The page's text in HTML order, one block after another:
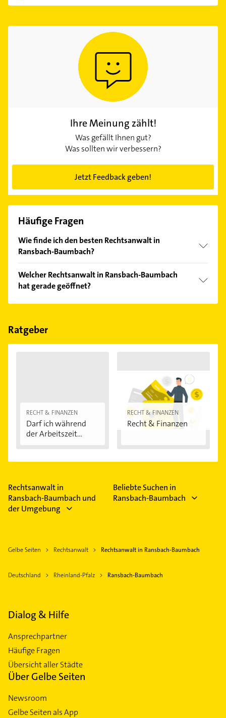
Ihre Meinung zählt!
Was gefällt Ihnen gut?
Was sollten wir verbessern?
Jetzt Feedback geben!
Häufige Fragen
Wie finde ich den besten Rechtsanwalt in
Ransbach-Baumbach?
Kundenmeinungen und profitieren Sie von den
Empfehlungen. Die Suchergebnisse können Sie sich
einfach nachBewertungensortiert anzeigen lassen.
Welcher Rechtsanwalt in Ransbach-Baumbach
hat gerade geöffnet?
Im Anbieter-Bereich finden Sie alleÖffnungszeiten.
Feiertagen abweichen können.
Ratgeber
RECHT & FINANZEN
Darf ich während
der Arbeitszeit...
RECHT & FINANZEN
Recht & Finanzen
Rechtsanwalt in
Ransbach-Baumbach und
der Umgebung
Beliebte Suchen in
Ransbach-Baumbach
Gelbe Seiten Rechtsanwalt Rechtsanwalt in Ransbach-Baumbach
Deutschland Rheinland-Pfalz Ransbach-Baumbach
Dialog & Hilfe
Ansprechpartner
Häufige Fragen
Übersicht aller Städte
Über Gelbe Seiten
Newsroom
Gelbe Seiten als App